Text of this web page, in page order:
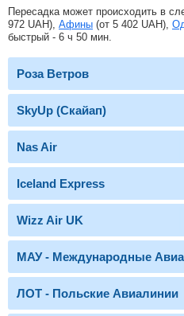
Пересадка может происходить в
972 UAH), Афины (от 5 402 UAH),
быстрый - 6 ч 50 мин.
Роза Ветров
SkyUp (Скайап)
Nas Air
Iceland Express
Wizz Air UK
МАУ - Международные
ЛОТ - Польские Авиалинии